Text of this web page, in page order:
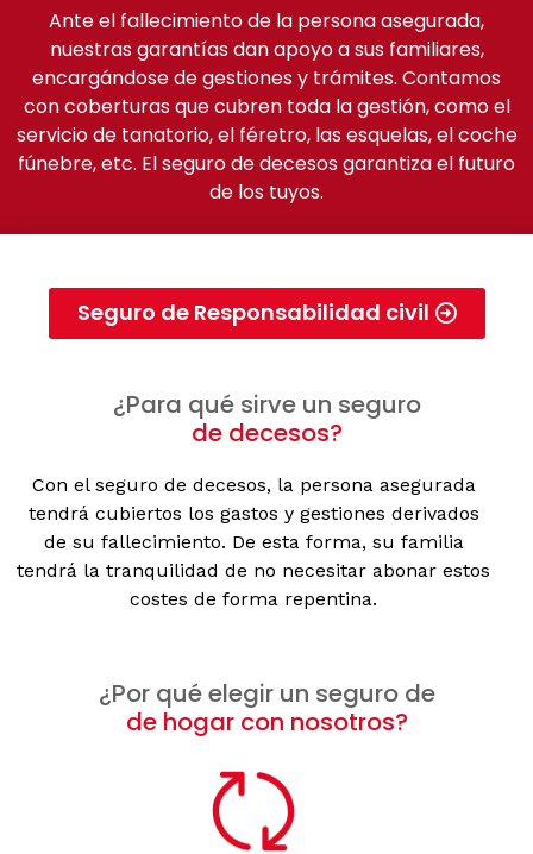
Ante el fallecimiento de la persona asegurada,
nuestras garantías dan apoyo a sus familiares,
encargándose de gestiones y trámites. Contamos
con coberturas que cubren toda la gestión, como el
servicio de tanatorio, el féretro, las esquelas, el coche
fúnebre, etc. El seguro de decesos garantiza el futuro
de los tuyos.
Seguro de Responsabilidad civil
¿Para qué sirve un seguro
de decesos?
Con el seguro de decesos, la persona asegurada
tendrá cubiertos los gastos y gestiones derivados
de su fallecimiento. De esta forma, su familia
tendrá la tranquilidad de no necesitar abonar estos
costes de forma repentina.
¿Por qué elegir un seguro de
de hogar con nosotros?